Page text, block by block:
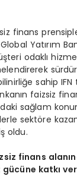
finans
Yatırım
odaklı
sahip
faizsiz
sağlam
sektöre
oldu.
finans
katkı